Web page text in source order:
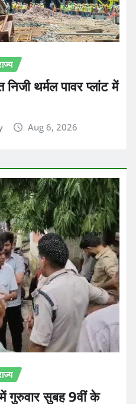
थर्मल पावर प्लांट में
Aug 6, 2026
गुरुवार सुबह 9वीं के